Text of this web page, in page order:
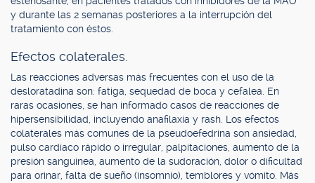
y durante las 2 semanas posteriores a la interrupción del
tratamiento con éstos.
Efectos colaterales.
Las reacciones adversas más frecuentes con el uso de la
desloratadina son: fatiga, sequedad de boca y cefalea. En
raras ocasiones, se han informado casos de reacciones de
hipersensibilidad, incluyendo anafilaxia y rash. Los efectos
colaterales más comunes de la pseudoefedrina son ansiedad,
pulso cardíaco rápido o irregular, palpitaciones, aumento de la
presión sanguínea, aumento de la sudoración, dolor o dificultad
para orinar, falta de sueño (insomnio), temblores y vómito. Más